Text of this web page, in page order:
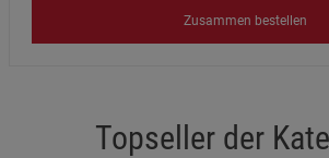
Zusammen bestellen
Topseller der